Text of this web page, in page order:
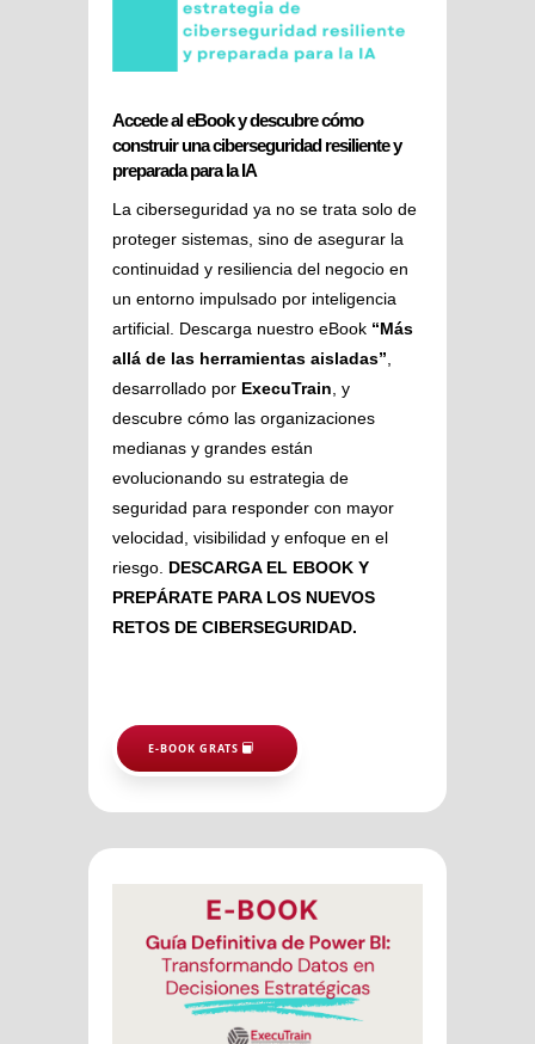
Accede al eBook y descubre cómo
construir una ciberseguridad resiliente y
preparada para la IA
La ciberseguridad ya no se trata solo de
proteger sistemas, sino de asegurar la
continuidad y resiliencia del negocio en
un entorno impulsado por inteligencia
artificial. Descarga nuestro eBook “Más
allá de las herramientas aisladas”
desarrollado por ExecuTrain , y
descubre cómo las organizaciones
medianas y grandes están
evolucionando su estrategia de
seguridad para responder con mayor
velocidad, visibilidad y enfoque en el
riesgo. DESCARGA EL EBOOK Y
PREPÁRATE PARA LOS NUEVOS
RETOS DE CIBERSEGURIDAD.
E-BOOK GRATS